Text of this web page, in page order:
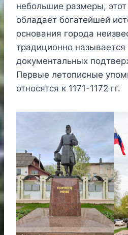
небольшие размеры,
обладает богатейшей
основания города
традиционно называется
документальных
Первые летописные
относятся к 1171-1172 гг.